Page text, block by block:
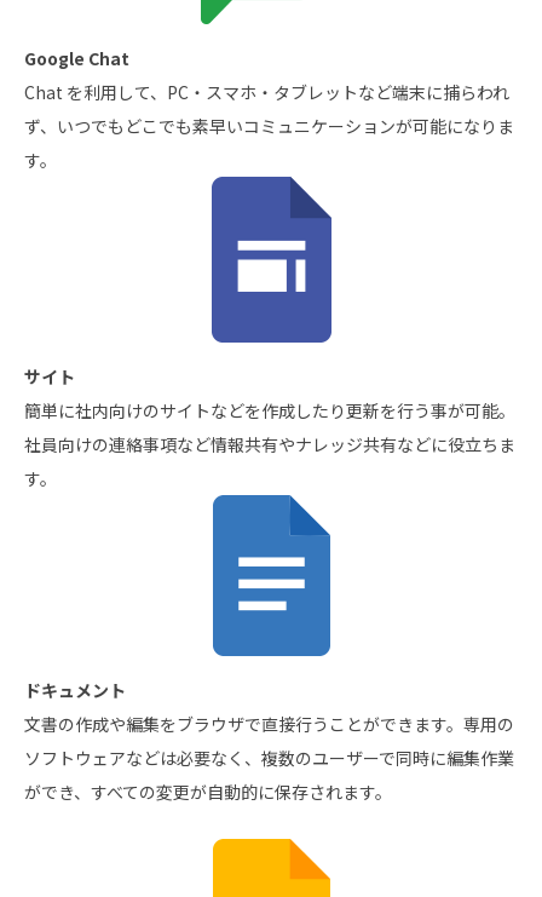
Google Chat
Chat を利用して、PC・スマホ・タブレットなど端末に捕らわれ
ず、いつでもどこでも素早いコミュニケーションが可能になりま
す。
サイト
簡単に社内向けのサイトなどを作成したり更新を行う事が可能。
社員向けの連絡事項など情報共有やナレッジ共有などに役立ちま
す。
ドキュメント
文書の作成や編集をブラウザで直接行うことができます。専用の
ソフトウェアなどは必要なく、複数のユーザーで同時に編集作業
ができ、すべての変更が自動的に保存されます。